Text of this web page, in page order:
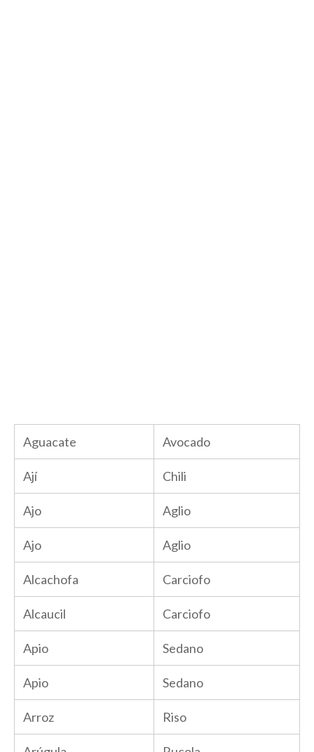
Aguacate Avocado
Ají Chili
Ajo Aglio
Ajo Aglio
Alcachofa Carciofo
Alcaucil Carciofo
Apio Sedano
Apio Sedano
Arroz Riso